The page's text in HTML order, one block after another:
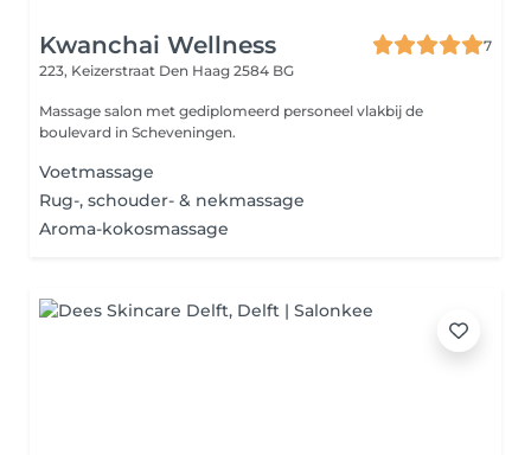
Kwanchai Wellness
7
223, Keizerstraat Den Haag 2584 BG
Massage salon met gediplomeerd personeel vlakbij de
boulevard in Scheveningen.
Voetmassage
Rug-, schouder- & nekmassage
Aroma-kokosmassage